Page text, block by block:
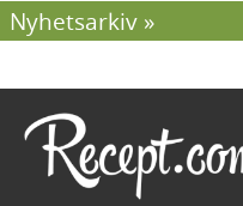
Nyhetsarkiv